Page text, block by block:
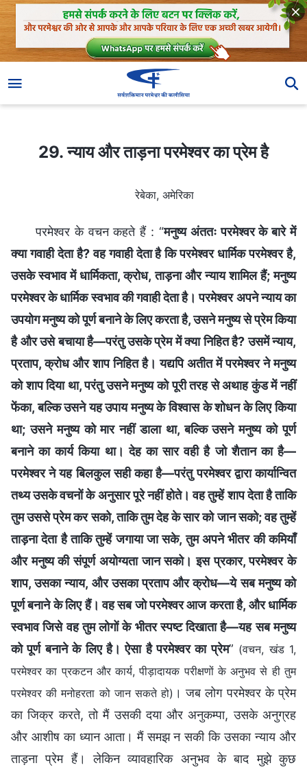
29. न्याय और ताड़ना परमेश्वर का प्रेम है
29. न्याय और ताड़ना परमेश्वर का प्रेम है
रेबेका, अमेरिका
परमेश्वर के वचन कहते हैं : “मनुष्य अंततः परमेश्वर के बारे में
क्या गवाही देता है? वह गवाही देता है कि परमेश्वर धार्मिक परमेश्वर है,
उसके स्वभाव में धार्मिकता, क्रोध, ताड़ना और न्याय शामिल हैं; मनुष्य
परमेश्वर के धार्मिक स्वभाव की गवाही देता है। परमेश्वर अपने न्याय का
उपयोग मनुष्य को पूर्ण बनाने के लिए करता है, उसने मनुष्य से प्रेम किया
है और उसे बचाया है—परंतु उसके प्रेम में क्या निहित है? उसमें न्याय,
प्रताप, क्रोध और शाप निहित है। यद्यपि अतीत में परमेश्वर ने मनुष्य
को शाप दिया था, परंतु उसने मनुष्य को पूरी तरह से अथाह कुंड में नहीं
फेंका, बल्कि उसने यह उपाय मनुष्य के विश्वास के शोधन के लिए किया
था; उसने मनुष्य को मार नहीं डाला था, बल्कि उसने मनुष्य को पूर्ण
बनाने का कार्य किया था। देह का सार वही है जो शैतान का है—
परमेश्वर ने यह बिलकुल सही कहा है—परंतु परमेश्वर द्वारा कार्यान्वित
तथ्य उसके वचनों के अनुसार पूरे नहीं होते। वह तुम्हें शाप देता है ताकि
तुम उससे प्रेम कर सको, ताकि तुम देह के सार को जान सको; वह तुम्हें
ताड़ना देता है ताकि तुम्हें जगाया जा सके, तुम अपने भीतर की कमियाँ
और मनुष्य की संपूर्ण अयोग्यता जान सको। इस प्रकार, परमेश्वर के
शाप, उसका न्याय, और उसका प्रताप और क्रोध—ये सब मनुष्य को
पूर्ण बनाने के लिए हैं। वह सब जो परमेश्वर आज करता है, और धार्मिक
स्वभाव जिसे वह तुम लोगों के भीतर स्पष्ट दिखाता है—यह सब मनुष्य
को पूर्ण बनाने के लिए है। ऐसा है परमेश्वर का प्रेम” (वचन, खंड 1,
परमेश्वर का प्रकटन और कार्य, पीड़ादायक परीक्षणों के अनुभव से ही तुम
परमेश्वर की मनोहरता को जान सकते हो) । जब लोग परमेश्वर के प्रेम
का जिक्र करते, तो मैं उसकी दया और अनुकम्पा, उसके अनुग्रह
और आशीष का ध्यान आता। मैं समझ न सकी कि उसका न्याय और
ताड़ना प्रेम हैं। लेकिन व्यावहारिक अनुभव के बाद मुझे कुछ